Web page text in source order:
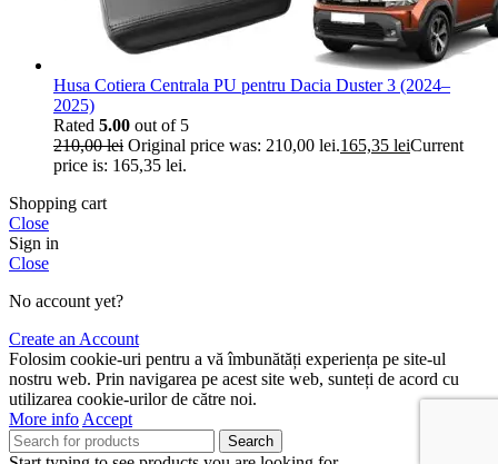
Husa Cotiera Centrala PU pentru Dacia Duster 3 (2024–
2025)
Rated 5.00 out of 5
210,00lei Original price was: 210,00 lei.165,35 leiCurrent
price is: 165,35 lei.
Shopping cart
Close
Sign in
Close
No account yet?
Create an Account
Folosim cookie-uri pentru a vă îmbunătăți experiența pe site-ul
nostru web. Prin navigarea pe acest site web, sunteți de acord cu
utilizarea cookie-urilor de către noi.
More info Accept
Search